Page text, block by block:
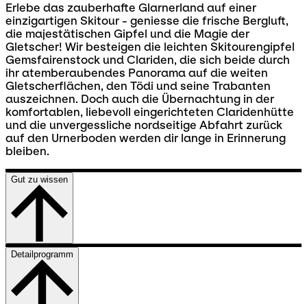
Erlebe das zauberhafte Glarnerland auf einer
einzigartigen Skitour - geniesse die frische Bergluft,
die majestätischen Gipfel und die Magie der
Gletscher! Wir besteigen die leichten Skitourengipfel
Gemsfairenstock und Clariden, die sich beide durch
ihr atemberaubendes Panorama auf die weiten
Gletscherflächen, den Tödi und seine Trabanten
auszeichnen. Doch auch die Übernachtung in der
komfortablen, liebevoll eingerichteten Claridenhütte
und die unvergessliche nordseitige Abfahrt zurück
auf den Urnerboden werden dir lange in Erinnerung
bleiben.
Gut zu wissen
Detailprogramm